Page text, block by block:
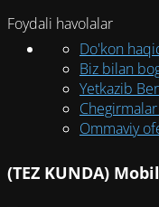
Foydali havolalar
Do'kon
Biz bilan
Yetkazib
Chegirmalar
Ommaviy
(TEZ KUNDA)